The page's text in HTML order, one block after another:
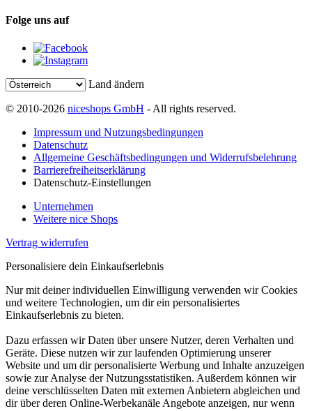
Folge uns auf
Land ändern
© 2010-2026 niceshops GmbH - All rights reserved.
Impressum und Nutzungsbedingungen
Datenschutz
Allgemeine Geschäftsbedingungen und Widerrufsbelehrung
Barrierefreiheitserklärung
Datenschutz-Einstellungen
Unternehmen
Weitere nice Shops
Vertrag widerrufen
Personalisiere dein Einkaufserlebnis
Nur mit deiner individuellen Einwilligung verwenden wir Cookies
und weitere Technologien, um dir ein personalisiertes
Einkaufserlebnis zu bieten.
Dazu erfassen wir Daten über unsere Nutzer, deren Verhalten und
Geräte. Diese nutzen wir zur laufenden Optimierung unserer
Website und um dir personalisierte Werbung und Inhalte anzuzeigen
sowie zur Analyse der Nutzungsstatistiken. Außerdem können wir
deine verschlüsselten Daten mit externen Anbietern abgleichen und
dir über deren Online-Werbekanäle Angebote anzeigen, nur wenn